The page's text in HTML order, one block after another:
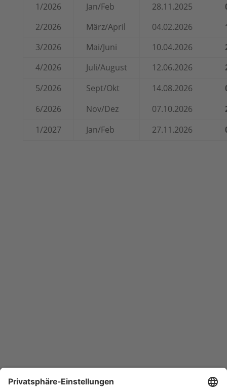
1/2026
Jan/Feb 28.11.2025
2/2026
März/April 04.02.2026
3/2026
Mai/Juni 10.04.2026
4/2026
Juli/August 12.06.2026
5/2026
Sept/Okt 14.08.2026
6/2026
Nov/Dez 07.10.2026
1/2027
Jan/Feb 27.11.2026